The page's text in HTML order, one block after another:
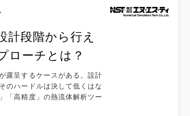
計段階から行え
ローチとは？
露呈するケースがある。設計
のハードルは決して低くはな
「高精度」の熱流体解析ツー